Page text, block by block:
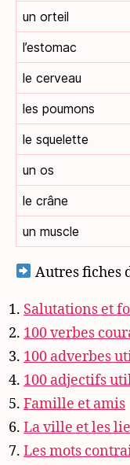
un orteil
l’estomac
le cerveau
les poumons
le squelette
un os
le crâne
un muscle
Autres fiches
Salutations et
100 verbes
100 adverbes
100 adjectifs
Famille et amis
La ville et les
Les mots